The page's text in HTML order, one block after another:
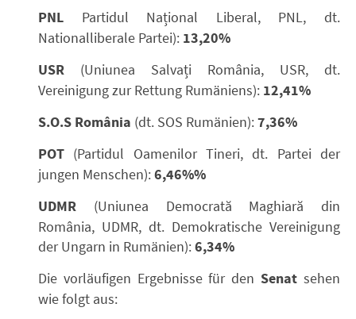
PNL
Partidul Național Liberal, PNL, dt.
Nationalliberale Partei): 13,20%
USR (Uniunea Salvați România, USR, dt.
Vereinigung zur Rettung Rumäniens): 12,41%
S.O.S România (dt. SOS Rumänien):7,36%
POT (Partidul Oamenilor Tineri, dt. Partei der
jungen Menschen):6,46%%
UDMR (Uniunea Democrată Maghiară din
România, UDMR, dt. Demokratische Vereinigung
der Ungarn in Rumänien):6,34%
Die vorläufigen Ergebnisse für den Senat sehen
wie folgt aus: